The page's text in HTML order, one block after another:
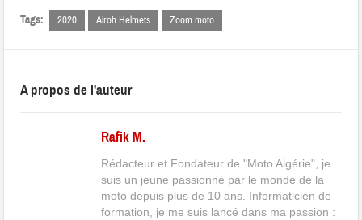
Tags: 2020 Airoh Helmets Zoom moto
A propos de l'auteur
Rafik M.
Rédacteur et Fondateur de "Moto Algérie", je
suis un jeune passionné par le monde de la
moto depuis plus de 10 ans. Informaticien de
formation, je me suis lancé dans ma passion :